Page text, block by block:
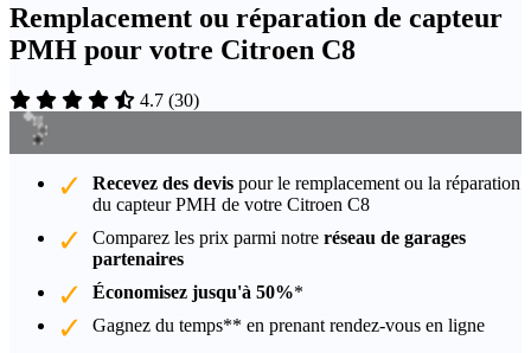
Remplacement ou réparation de capteur
PMH pour votre Citroen C8
4.7 (30)
Recevez des devis pour le remplacement ou la réparation
du capteur PMH de votre Citroen C8
Comparez les prix parmi notre réseau de garages
partenaires
Économisez jusqu'à 50%*
Gagnez du temps** en prenant rendez-vous en ligne